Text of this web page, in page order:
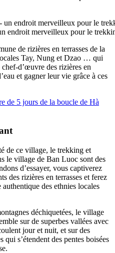
endroit merveilleux pour le
de rizières en terrasses de la
Tay, Nung et Dzao … qui
d’œuvre des rizières en
et gagner leur vie grâce à ces
de 5 jours de la boucle de Hà
de ce village, le trekking et
le village de Ban Luoc sont des
d’essayer, vous captiverez
des rizières en terrasses et ferez
des ethnies locales
déchiquetées, le village
sur de superbes vallées avec
jour et nuit, et sur des
qui s’étendent des pentes boisées